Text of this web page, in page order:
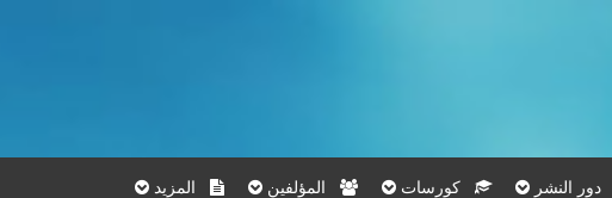
دور النشر كورسات المؤلفين المزيد